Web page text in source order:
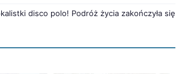
disco polo! Podróż życia zakończyła się